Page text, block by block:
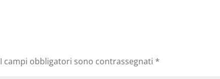
I campi obbligatori sono contrassegnati *